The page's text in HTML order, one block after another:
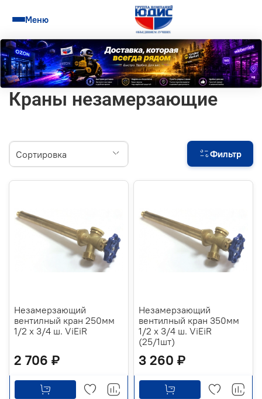
Меню
Краны незамерзающие
Незамерзающий
вентилный кран 250мм
1/2 х 3/4 ш. ViEiR
2 706 ₽
Незамерзающий
вентилный кран 350мм
1/2 х 3/4 ш. ViEiR
(25/1шт)
3 260 ₽
Фильтр